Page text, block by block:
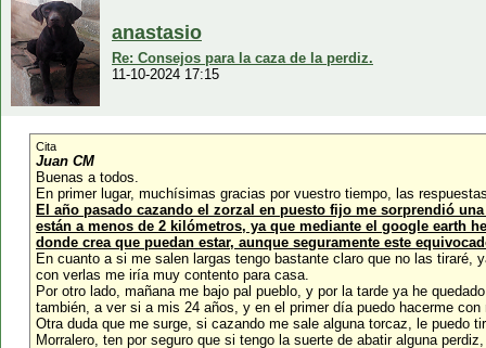
anastasio
Re: Consejos para la caza de la perdiz.
11-10-2024 17:15
Cita
Juan CM
Buenas a todos.
En primer lugar, muchísimas gracias por vuestro tiempo, las
El año pasado cazando el zorzal en puesto fijo me sorprendió
están a menos de 2 kilómetros, ya que mediante el google earth
donde crea que puedan estar, aunque seguramente este
En cuanto a si me salen largas tengo bastante claro que no las
con verlas me iría muy contento para casa.
Por otro lado, mañana me bajo pal pueblo, y por la tarde ya he
también, a ver si a mis 24 años, y en el primer día puedo hacerme con
Otra duda que me surge, si cazando me sale alguna torcaz, le puedo
Morralero, ten por seguro que si tengo la suerte de abatir alguna